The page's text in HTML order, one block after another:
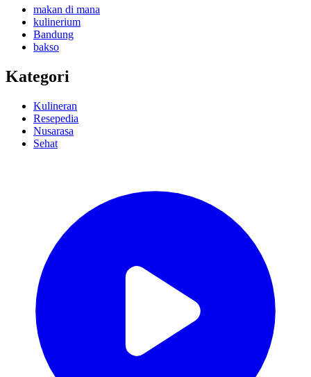
makan di mana
kulinerium
Bandung
bakso
Kategori
Kulineran
Resepedia
Nusarasa
Sehat